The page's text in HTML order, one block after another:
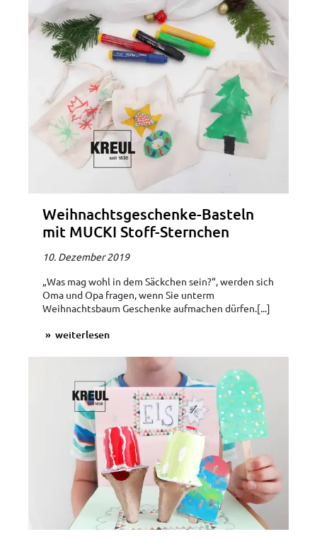
Weihnachtsgeschenke-Basteln
mit MUCKI Stoff-Sternchen
10. Dezember 2019
„Was mag wohl in dem Säckchen sein?“, werden sich
Oma und Opa fragen, wenn Sie unterm
Weihnachtsbaum Geschenke aufmachen dürfen.[...]
weiterlesen